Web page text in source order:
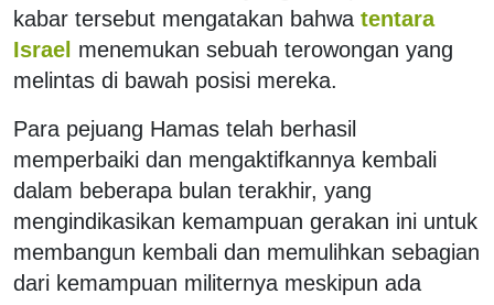
kabar tersebut mengatakan bahwa tentara
Israel menemukan sebuah terowongan yang
melintas di bawah posisi mereka.
Para pejuang Hamas telah berhasil
memperbaiki dan mengaktifkannya kembali
dalam beberapa bulan terakhir, yang
mengindikasikan kemampuan gerakan ini untuk
membangun kembali dan memulihkan sebagian
dari kemampuan militernya meskipun ada